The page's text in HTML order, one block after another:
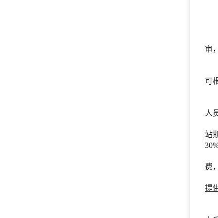
审
可
人
站
费
提